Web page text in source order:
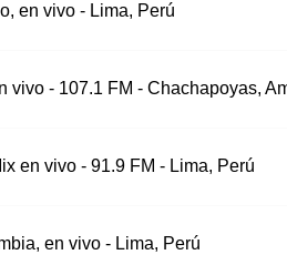
en vivo - Lima, Perú
vivo - 107.1 FM - Chachapoyas,
en vivo - 91.9 FM - Lima, Perú
en vivo - Lima, Perú